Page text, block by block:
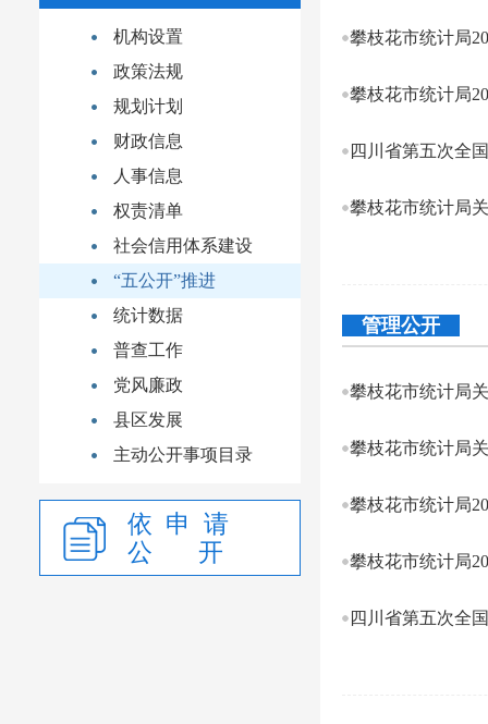
机构设置
政策法规
规划计划
财政信息
人事信息
权责清单
社会信用体系建设
“五公开”推进
统计数据
普查工作
党风廉政
县区发展
主动公开事项目录
依 申 请
公 开
攀枝花市统计局
攀枝花市统计局
四川省第五次全
攀枝花市统计局
管理公开
攀枝花市统计局
攀枝花市统计局
攀枝花市统计局
四川省第五次全